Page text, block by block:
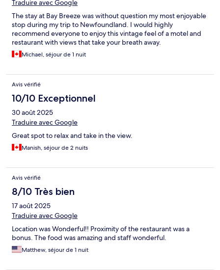
Traduire avec Google
The stay at Bay Breeze was without question my most enjoyable
stop during my trip to Newfoundland. I would highly
recommend everyone to enjoy this vintage feel of a motel and
restaurant with views that take your breath away.
Michael, séjour de 1 nuit
Avis vérifié
10/10 Exceptionnel
30 août 2025
Traduire avec Google
Great spot to relax and take in the view.
Manish, séjour de 2 nuits
Avis vérifié
8/10 Très bien
17 août 2025
Traduire avec Google
Location was Wonderful!! Proximity of the restaurant was a
bonus. The food was amazing and staff wonderful.
Matthew, séjour de 1 nuit